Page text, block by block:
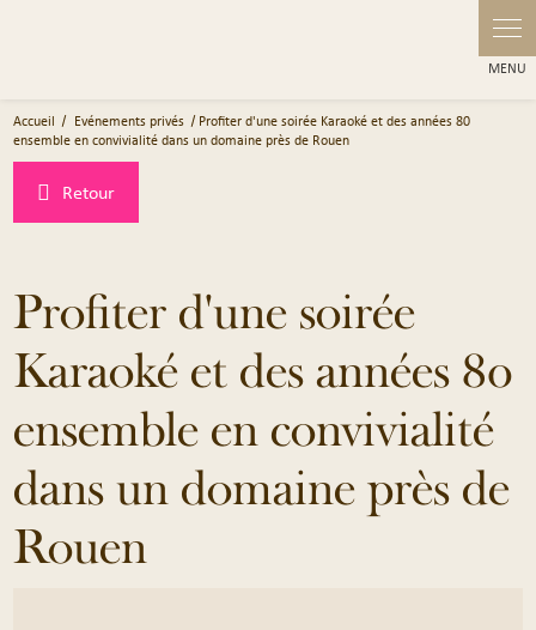
Accueil Evénements privés
Profiter d'une soirée Karaoké et des années 80
ensemble en convivialité dans un domaine près de Rouen
Retour
Profiter d'une soirée
Karaoké et des années 80
ensemble en convivialité
dans un domaine près de
Rouen